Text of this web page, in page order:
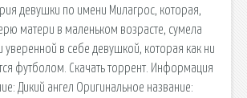
девушки по имени Милагрос, которая,
матери в маленьком возрасте, сумела
уверенной в себе девушкой, которая как ни
футболом. Скачать торрент. Информация
Дикий ангел Оригинальное название: